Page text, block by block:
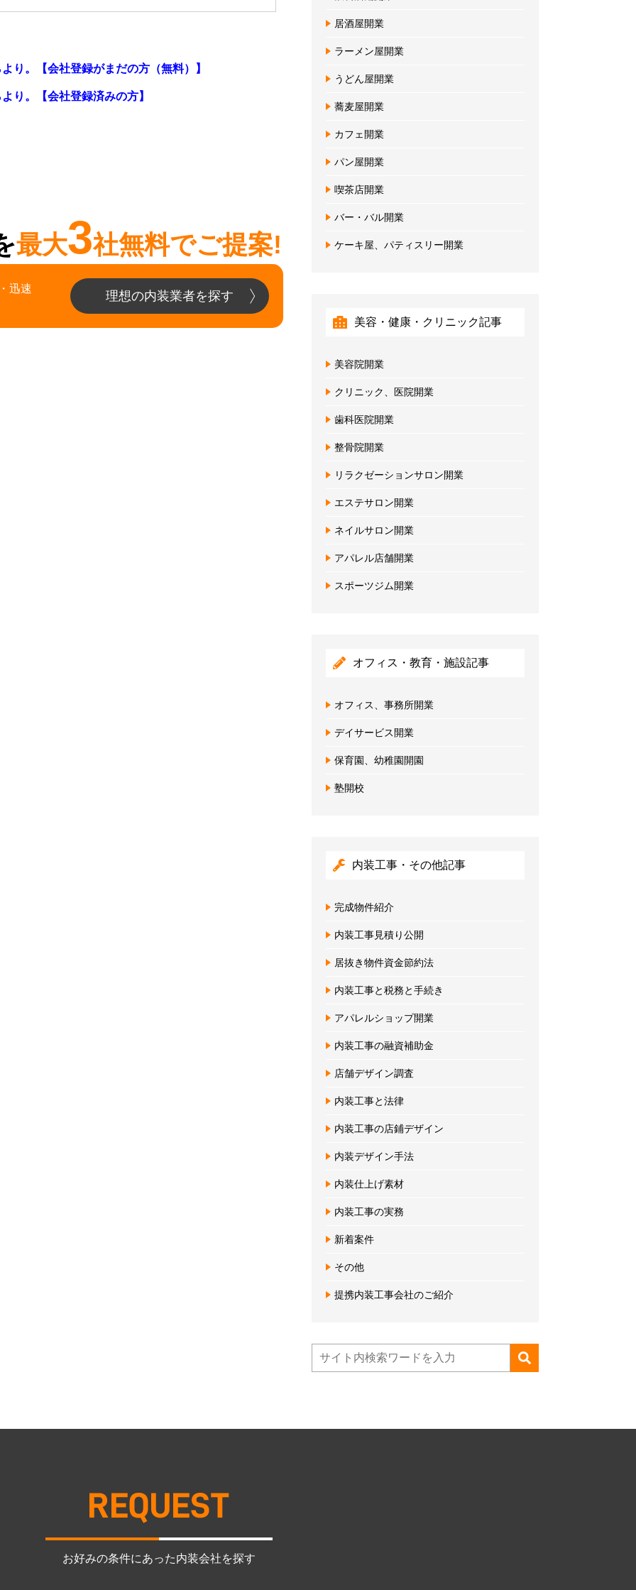
り。【会社登録がまだの方（無料）】
り。 【会社登録済みの方】
最大3社無料でご提案!
迅速
理想の内装業者を探す
居酒屋開業
ラーメン屋開業
うどん屋開業
蕎麦屋開業
カフェ開業
パン屋開業
喫茶店開業
バー・バル開業
ケーキ屋、パティスリー開業
美容・健康・クリニック記事
美容院開業
クリニック、医院開業
歯科医院開業
整骨院開業
リラクゼーションサロン開業
エステサロン開業
ネイルサロン開業
アパレル店舗開業
スポーツジム開業
オフィス・教育・施設記事
オフィス、事務所開業
デイサービス開業
保育園、幼稚園開園
塾開校
内装工事・その他記事
完成物件紹介
内装工事見積り公開
居抜き物件資金節約法
内装工事と税務と手続き
アパレルショップ開業
内装工事の融資補助金
店舗デザイン調査
内装工事と法律
内装工事の店鋪デザイン
内装デザイン手法
内装仕上げ素材
内装工事の実務
新着案件
その他
提携内装工事会社のご紹介
お好みの条件にあった内装会社を探す